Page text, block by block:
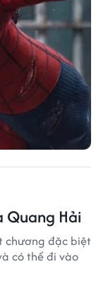
Quang Hải
chương đặc biệt
có thể đi vào